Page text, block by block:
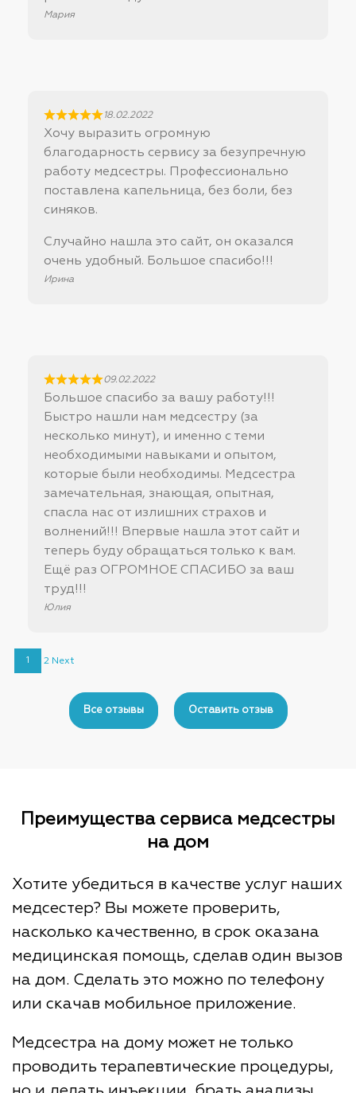
Мария
18.02.2022
Хочу выразить огромную
благодарность сервису за безупречную
работу медсестры. Профессионально
поставлена капельница, без боли, без
синяков.
Случайно нашла это сайт, он оказался
очень удобный. Большое спасибо!!!
Ирина
09.02.2022
Большое спасибо за вашу работу!!!
Быстро нашли нам медсестру (за
несколько минут), и именно с теми
необходимыми навыками и опытом,
которые были необходимы. Медсестра
замечательная, знающая, опытная,
спасла нас от излишних страхов и
волнений!!! Впервые нашла этот сайт и
теперь буду обращаться только к вам.
Ещё раз ОГРОМНОЕ СПАСИБО за ваш
труд!!!
Юлия
Site
navigation
Страница
1 Страница
2 Next
Все отзывы Оставить отзыв
Преимущества сервиса медсестры
на дом
Хотите убедиться в качестве услуг наших
медсестер? Вы можете проверить,
насколько качественно, в срок оказана
медицинская помощь, сделав один вызов
на дом. Сделать это можно по телефону
или скачав мобильное приложение.
Медсестра на дому может не только
проводить терапевтические процедуры,